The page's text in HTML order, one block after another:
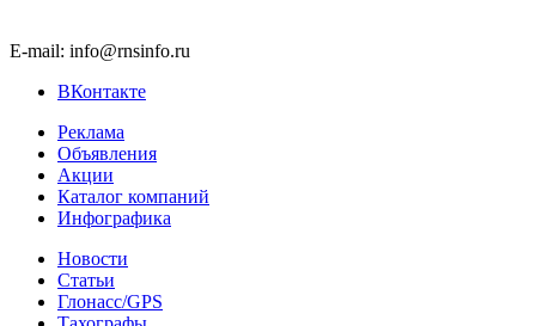
E-mail: info@rnsinfo.ru
ВКонтакте
Реклама
Объявления
Акции
Каталог компаний
Инфографика
Новости
Статьи
Глонасс/GPS